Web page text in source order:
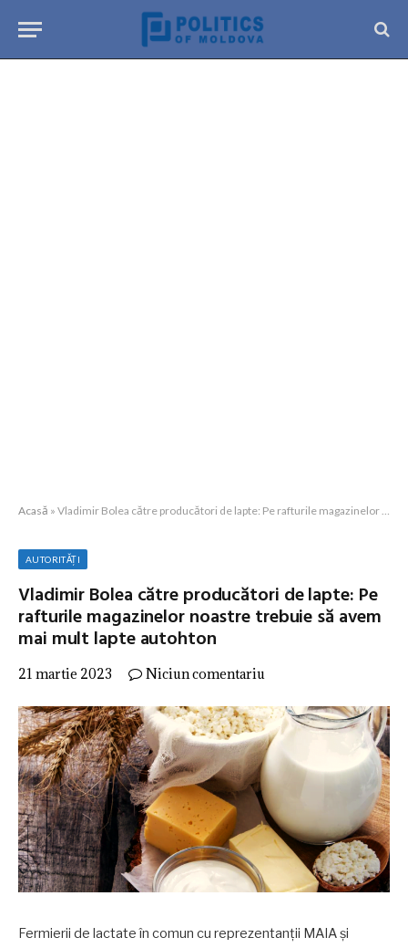
Acasă » Vladimir Bolea către producători de lapte: Pe rafturile magazinelor noastre trebuie să avem mai mult lapte autohton
AUTORITĂȚI
Vladimir Bolea către producători de lapte: Pe
rafturile magazinelor noastre trebuie să avem
mai mult lapte autohton
21 martie 2023 Niciun comentariu
Fermierii de lactate în comun cu reprezentanții MAIA și